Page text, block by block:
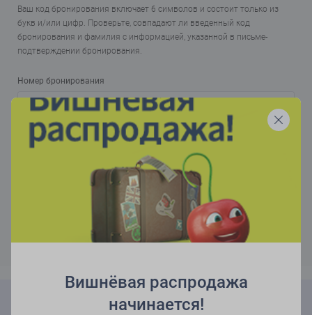
Ваш код бронирования включает 6 символов и состоит только из
букв и/или цифр. Проверьте, совпадают ли введенный код
бронирования и фамилия с информацией, указанной в письме-
подтверждении бронирования.
Номер бронирования
Фамилия
Подтвердить
Не можете найти код бронирования?
Вишнёвая распродажа
начинается!